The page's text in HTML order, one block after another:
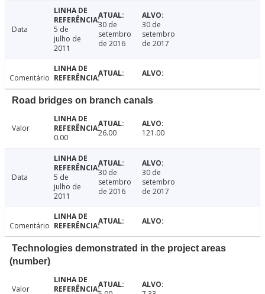
Data
5 de
julho de
2011
30 de
setembro
de 2016
30 de
setembro
de 2017
Comentário
Road bridges on branch canals
Valor
0.00
26.00 121.00
Data
5 de
julho de
2011
30 de
setembro
de 2016
30 de
setembro
de 2017
Comentário
Technologies demonstrated in the project areas
(number)
Valor